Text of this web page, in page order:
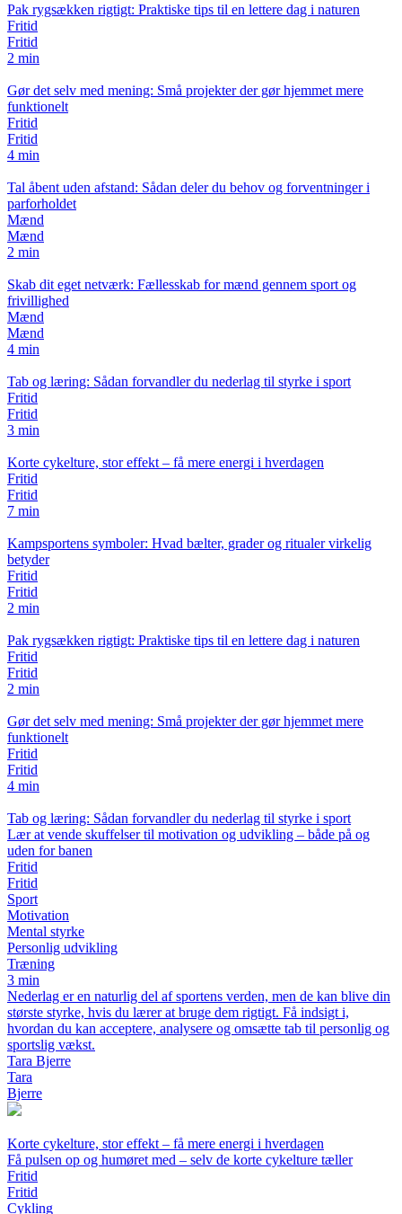
Pak rygsækken rigtigt: Praktiske tips til en lettere dag i naturen
Fritid
Fritid
2 min
Gør det selv med mening: Små projekter der gør hjemmet mere
funktionelt
Fritid
Fritid
4 min
Tal åbent uden afstand: Sådan deler du behov og forventninger i
parforholdet
Mænd
Mænd
2 min
Skab dit eget netværk: Fællesskab for mænd gennem sport og
frivillighed
Mænd
Mænd
4 min
Tab og læring: Sådan forvandler du nederlag til styrke i sport
Fritid
Fritid
3 min
Korte cykelture, stor effekt – få mere energi i hverdagen
Fritid
Fritid
7 min
Kampsportens symboler: Hvad bælter, grader og ritualer virkelig
betyder
Fritid
Fritid
2 min
Pak rygsækken rigtigt: Praktiske tips til en lettere dag i naturen
Fritid
Fritid
2 min
Gør det selv med mening: Små projekter der gør hjemmet mere
funktionelt
Fritid
Fritid
4 min
Tab og læring: Sådan forvandler du nederlag til styrke i sport
Lær at vende skuffelser til motivation og udvikling – både på og
uden for banen
Fritid
Fritid
Sport
Motivation
Mental styrke
Personlig udvikling
Træning
3 min
Nederlag er en naturlig del af sportens verden, men de kan blive din
største styrke, hvis du lærer at bruge dem rigtigt. Få indsigt i,
hvordan du kan acceptere, analysere og omsætte tab til personlig og
sportslig vækst.
Tara Bjerre
Tara
Bjerre
Korte cykelture, stor effekt – få mere energi i hverdagen
Få pulsen op og humøret med – selv de korte cykelture tæller
Fritid
Fritid
Cykling